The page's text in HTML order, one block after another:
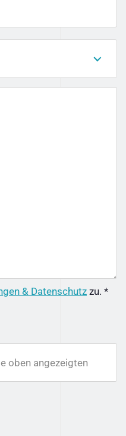
& Datenschutzzu. *
oben angezeigten